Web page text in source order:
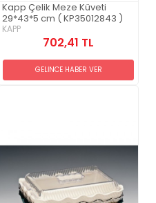
Kapp Çelik Meze Küveti
29*43*5 cm ( KP35012843 )
KAPP
702,41 TL
GELİNCE HABER VER